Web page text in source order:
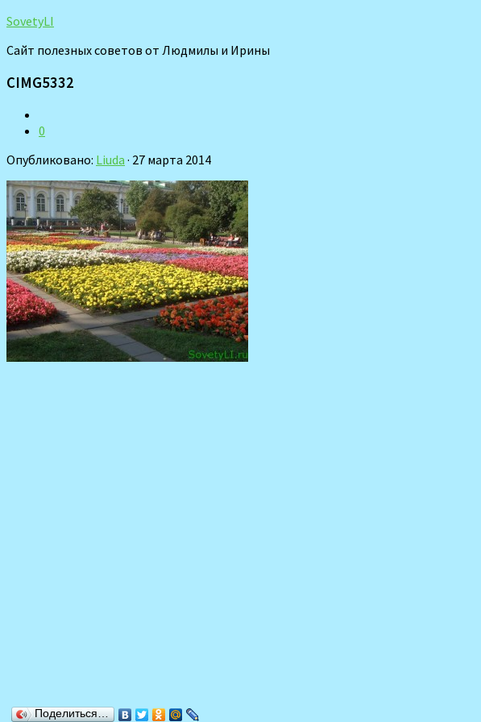
SovetyLI
Сайт полезных советов от Людмилы и Ирины
CIMG5332
0
Опубликовано: Liuda · 27 марта 2014
Поделиться…